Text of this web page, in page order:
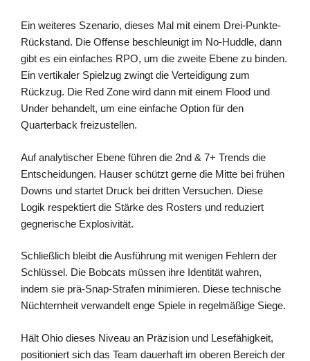
Ein weiteres Szenario, dieses Mal mit einem Drei-Punkte-
Rückstand. Die Offense beschleunigt im No-Huddle, dann
gibt es ein einfaches RPO, um die zweite Ebene zu binden.
Ein vertikaler Spielzug zwingt die Verteidigung zum
Rückzug. Die Red Zone wird dann mit einem Flood und
Under behandelt, um eine einfache Option für den
Quarterback freizustellen.
Auf analytischer Ebene führen die 2nd & 7+ Trends die
Entscheidungen. Hauser schützt gerne die Mitte bei frühen
Downs und startet Druck bei dritten Versuchen. Diese
Logik respektiert die Stärke des Rosters und reduziert
gegnerische Explosivität.
Schließlich bleibt die Ausführung mit wenigen Fehlern der
Schlüssel. Die Bobcats müssen ihre Identität wahren,
indem sie prä-Snap-Strafen minimieren. Diese technische
Nüchternheit verwandelt enge Spiele in regelmäßige Siege.
Hält Ohio dieses Niveau an Präzision und Lesefähigkeit,
positioniert sich das Team dauerhaft im oberen Bereich der